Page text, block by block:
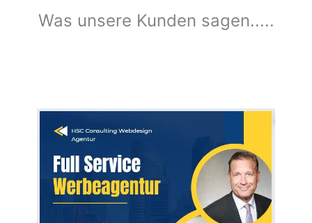
Was unsere Kunden sagen.....